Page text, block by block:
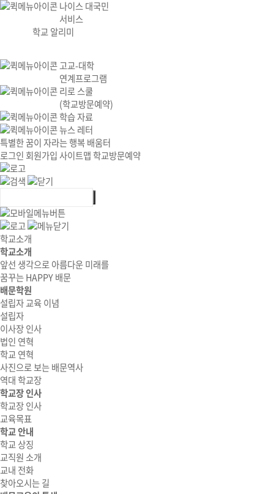
나이스 대국민
서비스
학교 알리미
고교-대학
연계프로그램
리로 스쿨
(학교방문예약)
학습 자료
뉴스 레터
특별한 꿈이 자라는 행복 배움터
로그인 회원가입사이트맵학교방문예약
학교소개
학교소개
앞선 생각으로 아름다운 미래를
꿈꾸는 HAPPY 배문
배문학원
설립자 교육 이념
설립자
이사장 인사
법인 연혁
학교 연혁
사진으로 보는 배문역사
역대 학교장
학교장 인사
학교장 인사
교육목표
학교 안내
학교 상징
교직원 소개
교내 전화
찾아오시는 길